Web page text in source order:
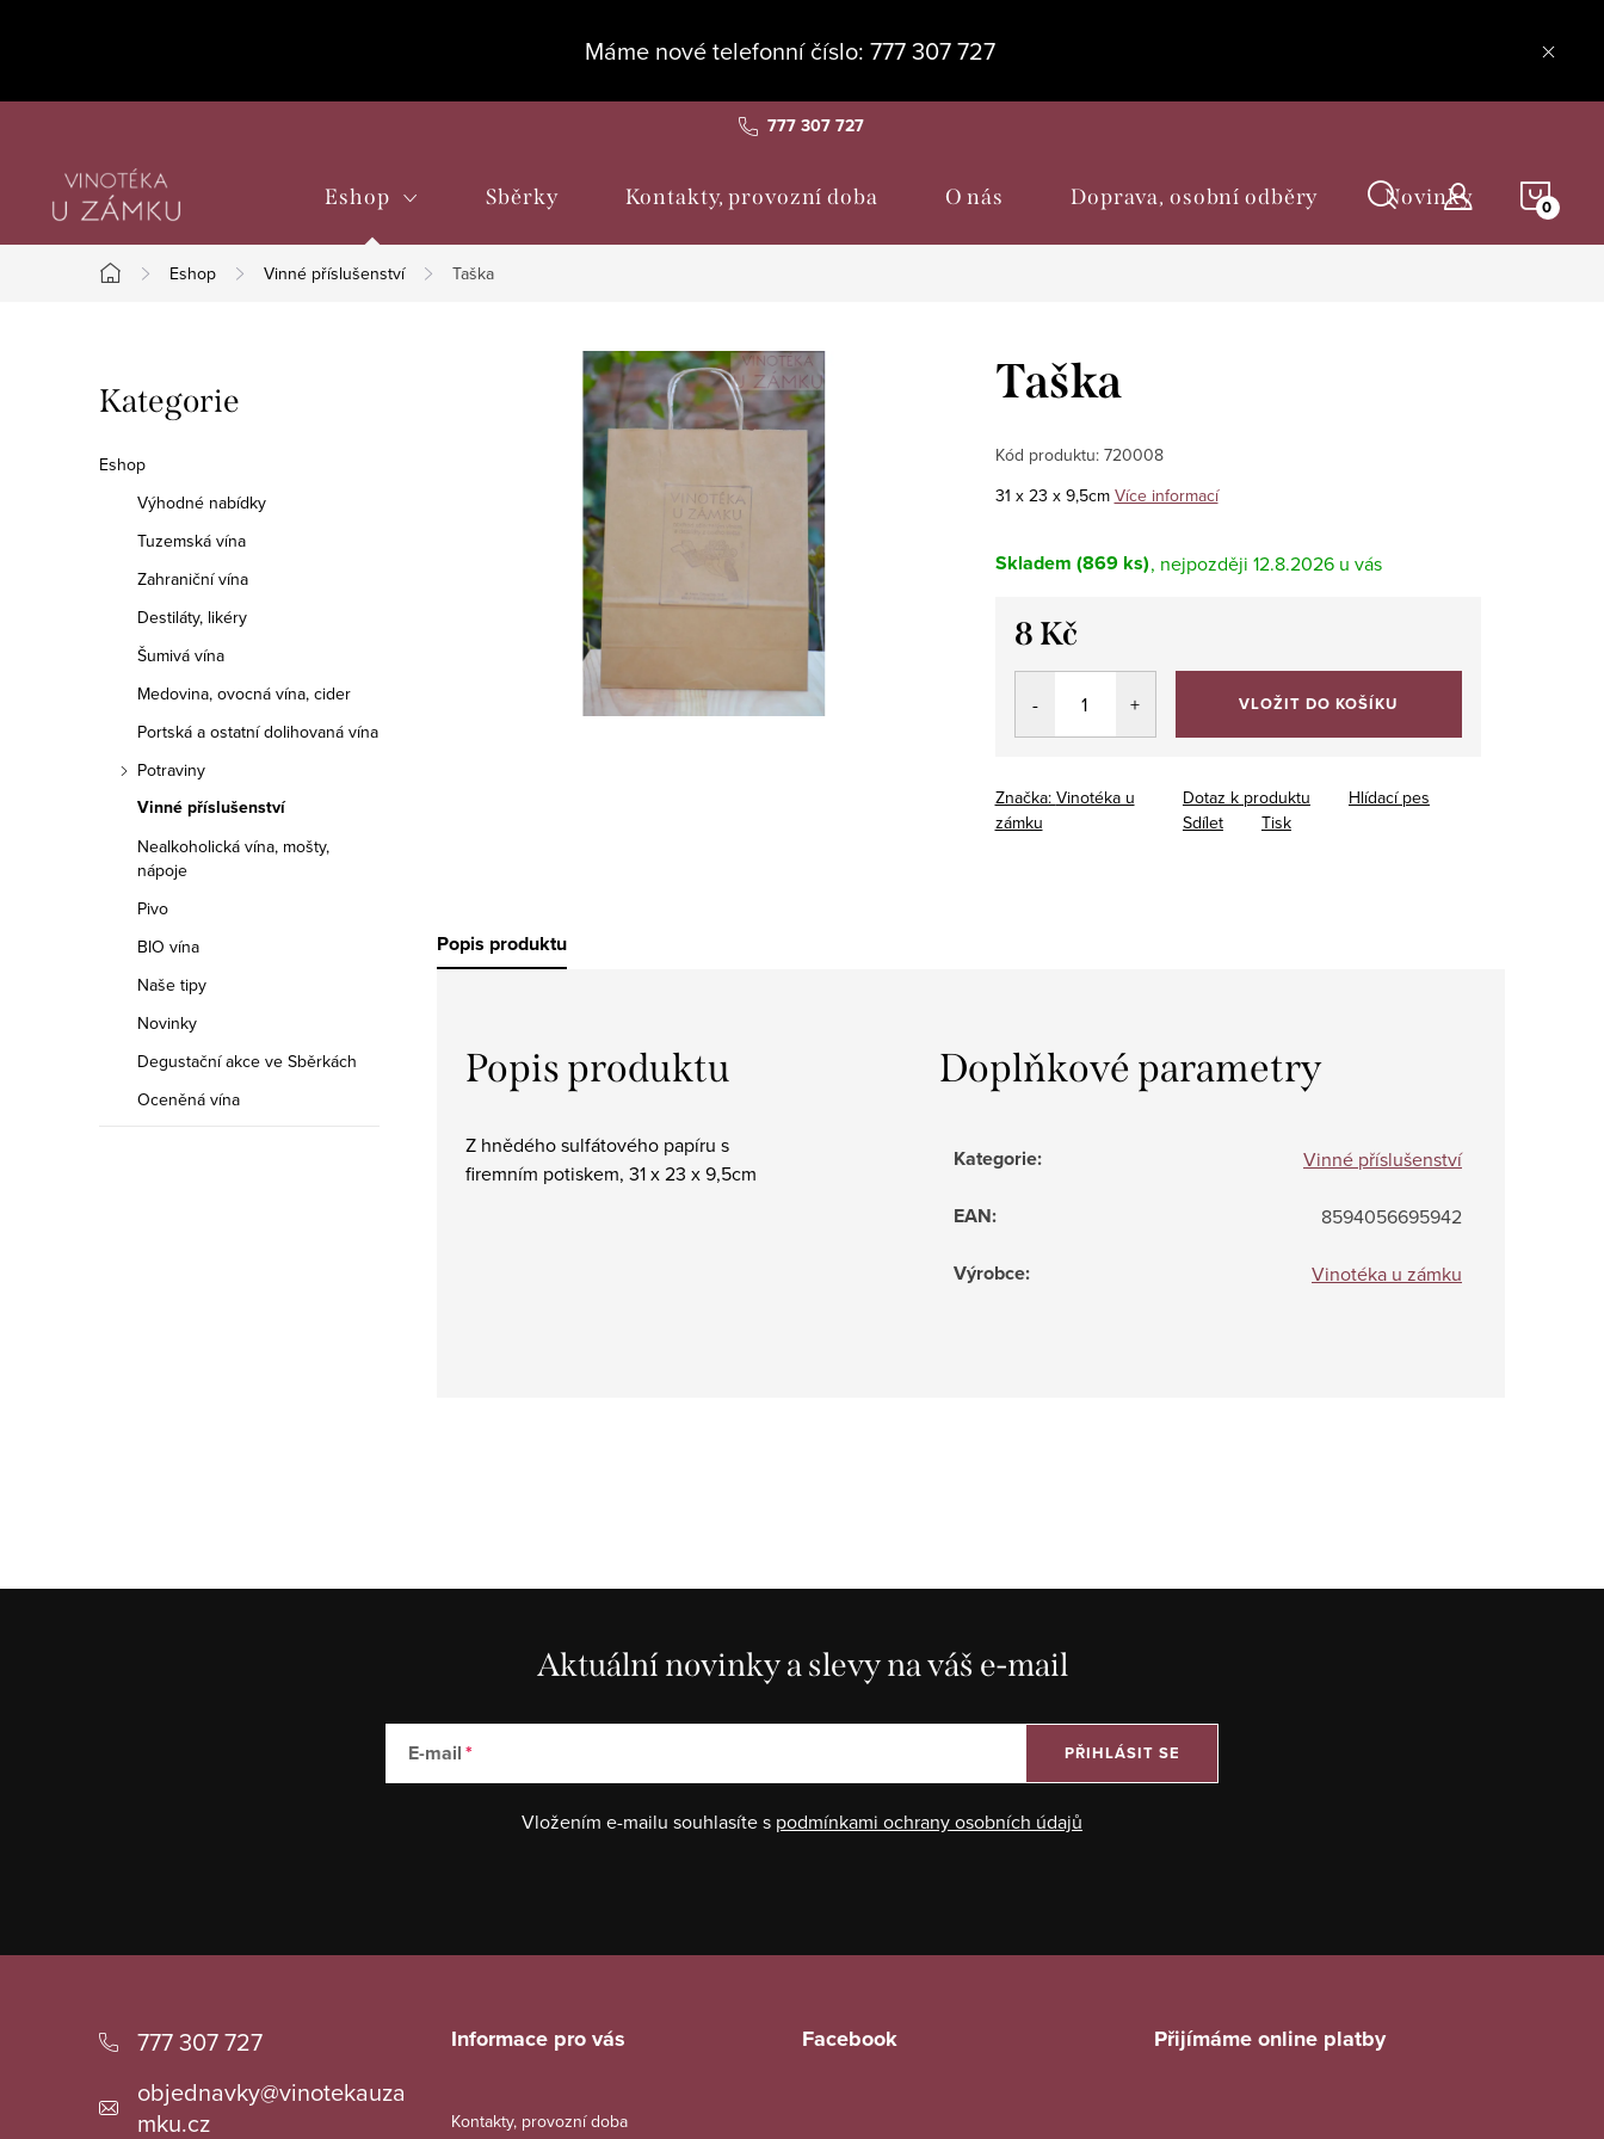
Máme nové telefonní číslo: 777 307 727
777 307 727
Eshop Sběrky Kontakty, provozní doba O nás Doprava, osobní odběry Novinky
Domů
Eshop Vinné příslušenství Taška
o
s
Přeskočit
kategorie
Kategorie
Eshop
Výhodné nabídky
Tuzemská vína
Zahraniční vína
Destiláty, likéry
Šumivá vína
Medovina, ovocná vína, cider
Portská a ostatní dolihovaná vína
Potraviny
Vinné příslušenství
Nealkoholická vína, mošty,
nápoje
Pivo
BIO vína
Naše tipy
Novinky
Degustační akce ve Sběrkách
Oceněná vína
Taška
Kód produktu: 720008
31 x 23 x 9,5cm Více informací
Skladem (869 ks) 12.8.2026
8 Kč
Měrná
VLOŽIT DO KOŠÍKU
Značka: Vinotéka u
zámku
Tisk
Dotaz k produktu
Hlídací pes
Sdílet
Popis produktu
Popis produktu
Z hnědého sulfátového papíru s
firemním potiskem, 31 x 23 x 9,5cm
Doplňkové parametry
Kategorie: Vinné příslušenství
EAN: 8594056695942
Výrobce: Vinotéka u zámku
Aktuální novinky a slevy na váš e-mail
E-mail
Vložením e-mailu souhlasíte s podmínkami ochrany osobních údajů
PŘIHLÁSIT SE
777 307 727
objednavky@vinotekauza
mku.cz
Informace pro vás
Kontakty, provozní doba
Facebook Přijímáme online platby